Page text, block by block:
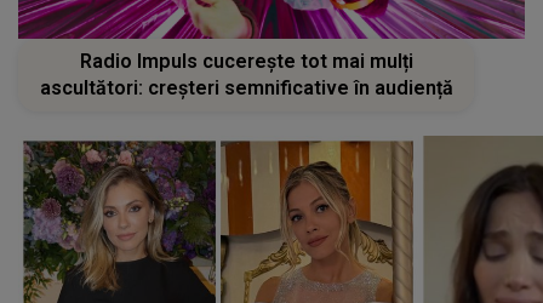
Radio Impuls cucerește tot mai mulți
ascultători: creșteri semnificative în audiență